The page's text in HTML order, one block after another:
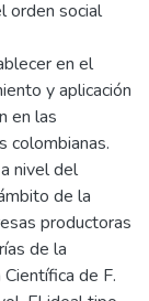
orden social
en el
y aplicación
en las
colombianas.
nivel del
de la
productoras
de la
de F.